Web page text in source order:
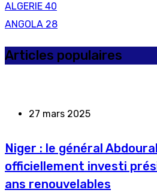
ALGERIE 40
ANGOLA 28
Articles populaires
27 mars 2025
Niger : le général
officiellement investi
ans renouvelables